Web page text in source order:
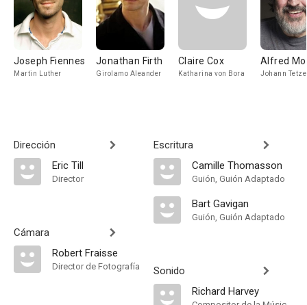
Joseph Fiennes
Martin Luther
Jonathan Firth
Girolamo Aleander
Claire Cox
Katharina von Bora
Alfred
Johann
Dirección
Eric Till
Director
Cámara
Robert Fraisse
Director de Fotografía
Escritura
Camille Thomasson
Guión, Guión Adaptado
Bart Gavigan
Guión, Guión Adaptado
Sonido
Richard Harvey